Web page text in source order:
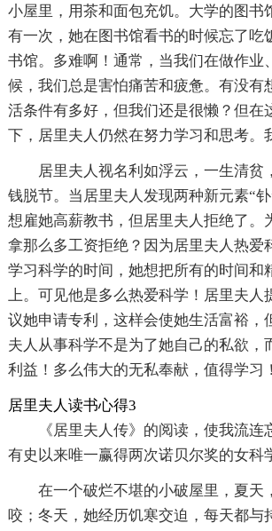
小屋里，用茶和面包充饥。大学的图书
有一次，她在图书馆看书的时候忘了吃
书馆。多难啊！通常，当我们在做作业
候，我们总是害怕痛苦和疲惫。有没有
活条件有多好，但我们还是很懒？但在
下，居里夫人仍然在努力学习和思考。
居里夫人视名利如浮云，一生清贫
钱脱节。当居里夫人发现两种新元素“
想雇她高薪教书，但居里夫人拒绝了。
拿那么多工资拒绝？因为居里夫人热爱
学习科学的时间，她想把所有的时间和
上。可见他是多么热爱科学！居里夫人
议她申请专利，这样会使她生活富裕，
夫人从事科学不是为了她自己的私欲，
利益！多么伟大的无私奉献，值得学习！
居里夫人读书心得3
《居里夫人传》的阅读，使我流连
有史以来唯一赢得两次诺贝尔奖的女科
在一个破烂不堪的小破屋里，夏天
咬；冬天，她经历饥寒交迫，每天都与